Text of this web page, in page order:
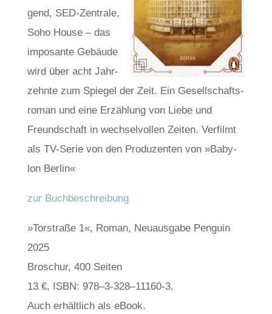
gend, SED-Zen­tra­le,
Soho House – das
impo­san­te Gebäu­de
wird über acht Jahr­
zehn­te zum Spie­gel der Zeit. Ein Gesell­schafts­
ro­man und eine Erzäh­lung von Lie­be und
Freund­schaft in wech­sel­vol­len Zei­ten. Ver­filmt
als TV-Serie von den Pro­du­zen­ten von »Baby­
lon Ber­lin«
zur Buch­be­schrei­bung
»Tor­stra­ße 1«, Roman, Neu­aus­ga­be Pen­gu­in
2025
Bro­schur, 400 Sei­ten
13 €, ISBN: 978–3‑328–11160‑3.
Auch erhält­lich als eBook.